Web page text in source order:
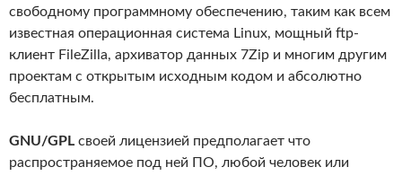
свободному программному обеспечению, таким как всем
известная операционная система Linux, мощный ftp-
клиент FileZilla, архиватор данных 7Zip и многим другим
проектам с открытым исходным кодом и абсолютно
бесплатным.
GNU/GPL своей лицензией предполагает что
распространяемое под ней ПО, любой человек или